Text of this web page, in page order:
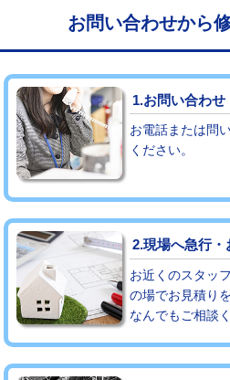
マス交換（深さ50㎝以上）
コンクリート斫り（厚さ10㎝まで）
コンクリート斫り（厚さ10㎝超え）
モルタル補修（厚さ10㎝まで）
モルタル補修（厚さ10㎝超え）
追加人工
廃棄・処分
※給水管工事は20mmまでの価格
お問い合わせから
1.お問い合わせ
お電話または問
ください。
2.現場へ急行・
お近くのスタッ
の場でお見積り
なんでもご相談